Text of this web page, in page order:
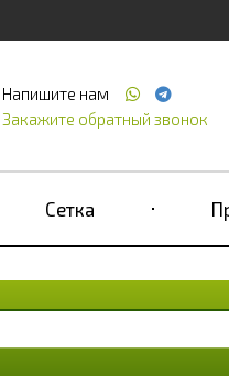
Напишите нам
Закажите обратный звонок
Сетка